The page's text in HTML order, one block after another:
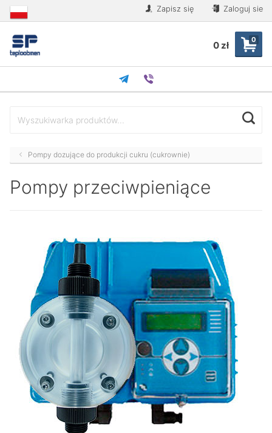
Zapisz się Zaloguj sie
0
0 zł
Pompy dozujące do produkcji cukru (cukrownie)
Pompy przeciwpieniące